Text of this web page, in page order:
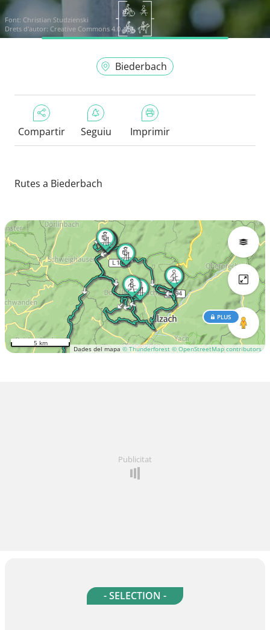
Font: Christian Studzienski
Drets d'autor: Creative Commons 4.0
Biederbach
Compartir Seguiu Imprimir
Rutes a Biederbach
Dades del mapa © Thunderforest © OpenStreetMap contributors
PLUS
5 km
Publicitat
- SELECTION -